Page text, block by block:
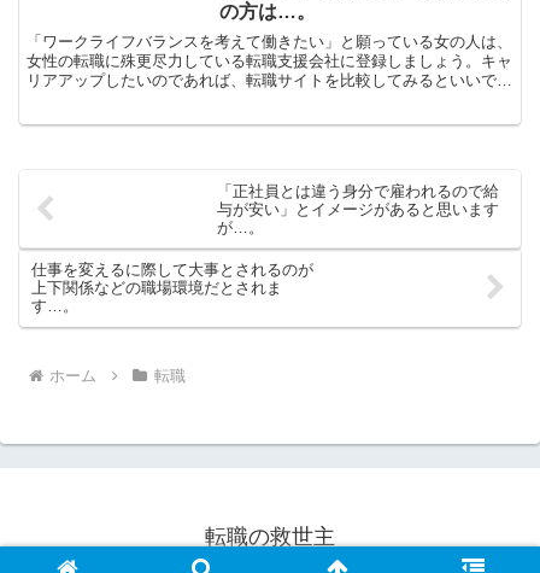
の方は…。
「ワークライフバランスを考えて働きたい」と願っている女の人は、
女性の転職に殊更尽力している転職支援会社に登録しましょう。キャ
リアアップしたいのであれば、転職サイトを比較してみるといいでし
「正社員とは違う身分で雇われるので給
与が安い」とイメージがあると思います
が…。
仕事を変えるに際して大事とされるのが
上下関係などの職場環境だとされま
す…。
ホーム 転職
転職の救世主